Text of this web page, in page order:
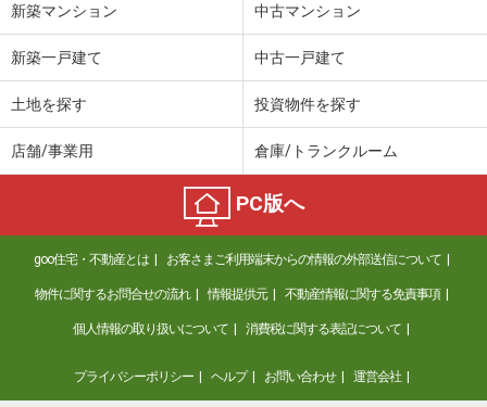
新築マンション 中古マンション
新築一戸建て 中古一戸建て
土地を探す 投資物件を探す
店舗/事業用 倉庫/トランクルーム
PC版へ
goo住宅・不動産とは お客さまご利用端末からの情報の外部送信について
物件に関するお問合せの流れ 情報提供元 不動産情報に関する免責事項
個人情報の取り扱いについて 消費税に関する表記について
プライバシーポリシー ヘルプ お問い合わせ 運営会社